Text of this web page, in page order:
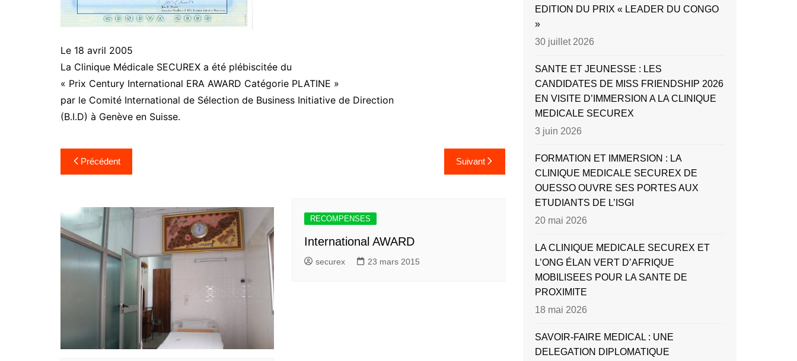
Le 18 avril 2005
La Clinique Médicale SECUREX a été plébiscitée du
« Prix Century International ERA AWARD Catégorie PLATINE »
par le Comité International de Sélection de Business Initiative de Direction
(B.I.D) à Genève en Suisse.
Précédent Suivant
RECOMPENSES
International AWARD
securex 23 mars 2015
EDITION DU PRIX « LEADER DU CONGO
»
30 juillet 2026
SANTE ET JEUNESSE : LES
CANDIDATES DE MISS FRIENDSHIP 2026
EN VISITE D’IMMERSION A LA CLINIQUE
MEDICALE SECUREX
3 juin 2026
FORMATION ET IMMERSION : LA
CLINIQUE MEDICALE SECUREX DE
OUESSO OUVRE SES PORTES AUX
ETUDIANTS DE L’ISGI
20 mai 2026
LA CLINIQUE MEDICALE SECUREX ET
L’ONG ÉLAN VERT D’AFRIQUE
MOBILISEES POUR LA SANTE DE
PROXIMITE
18 mai 2026
SAVOIR-FAIRE MEDICAL : UNE
DELEGATION DIPLOMATIQUE